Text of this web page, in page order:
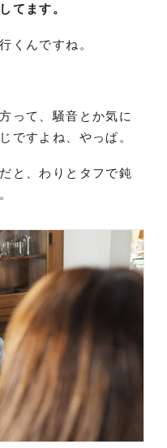
てます。
くんですね。
って、騒音とか気に
ですよね、やっぱ。
と、わりとタフで鈍